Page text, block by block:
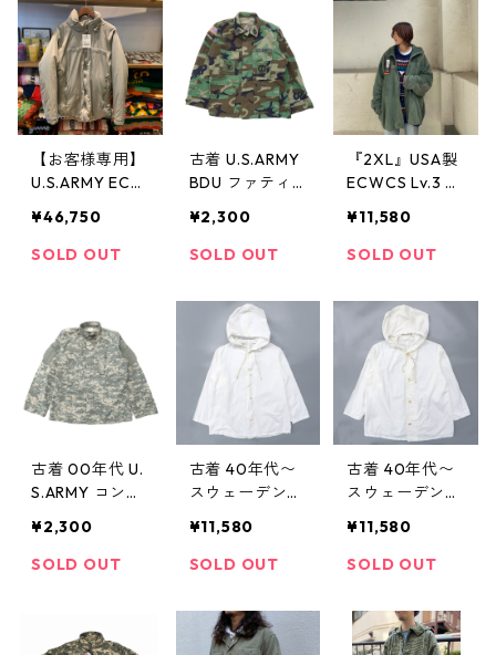
LONG gd753
57
表記：L-REG
gd76144
gd76548
【お客様専用】
U.S.ARMY ECW
PRIMALOFT プ
リマロフトジャ
屋 高円寺 ビン
テージ
¥46,750
SOLD OUT
古着 U.S.ARMY
BDU ファティ
ウッドランドカ
モ リップスト
タリー サイズ
表記：-- gd7
6547
¥2,300
SOLD OUT
『2XL』USA製
ECWCS Lv.3 エ
リースジャケッ
ト フリース カ
屋 高円寺 ビン
テージ
¥11,580
SOLD OUT
古着 00年代 U.
S.ARMY コンバ
ティーグジャケ
ット デジタル
リー 米軍 サイ
¥2,300
SOLD OUT
古着 40年代〜
スウェーデン軍
ーカー ビンテ
ージ ユーロ ミ
ズ表記：-- g
d76680
¥11,580
SOLD OUT
古着 40年代〜
スウェーデン軍
ーカー ビンテ
ージ ユーロ ミ
ズ表記：-- g
d76620
¥11,580
SOLD OUT